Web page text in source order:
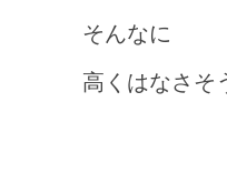
そんなに
高くはなさそ